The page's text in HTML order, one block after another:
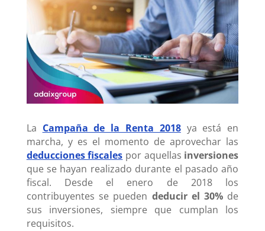
La Campaña de la Renta 2018ya está en
marcha, y es el momento de aprovechar las
deducciones fiscales por aquellas inversiones
que se hayan realizado durante el pasado año
fiscal. Desde el enero de 2018 los
contribuyentes se pueden deducir el 30%de
sus inversiones, siempre que cumplan los
requisitos.